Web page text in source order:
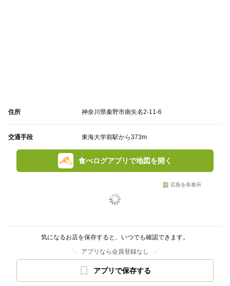
住所 神奈川県秦野市南矢名2-11-6
交通手段 東海大学前駅から373m
食べログアプリで地図を開く
広告を非表示
気になるお店を保存すると、いつでも確認できます。
アプリなら会員登録なし
アプリで保存する